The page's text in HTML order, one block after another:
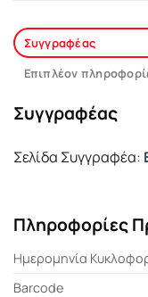
Συγγραφέας
Επιπλέον
Συγγραφέας
Σελίδα Συγγραφέα:
Πληροφορίες
Ημερομηνία
Barcode